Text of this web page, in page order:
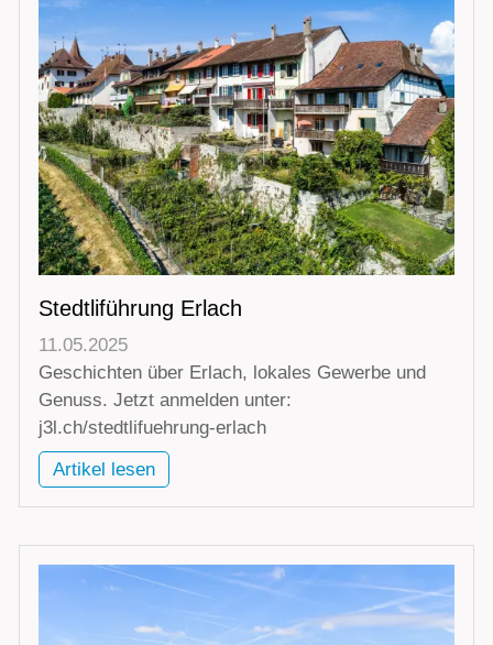
Stedtliführung Erlach
11.05.2025
Geschichten über Erlach, lokales Gewerbe und
Genuss. Jetzt anmelden unter:
j3l.ch/stedtlifuehrung-erlach
Artikel lesen